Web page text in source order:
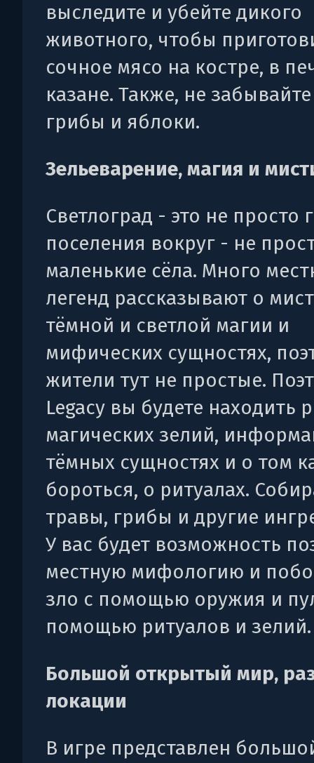
выследите и убейте дикого
животного, чтобы
сочное мясо на костре, в
казане. Также, не
грибы и яблоки.
Зельеварение, магия и
Светлоград - это не просто
поселения вокруг - не
маленькие сёла. Много
легенд рассказывают о
тёмной и светлой магии и
мифических сущностях,
жители тут не простые.
Legacy вы будете находить
магических зелий,
тёмных сущностях и о том
бороться, о ритуалах.
травы, грибы и другие
У вас будет возможность
местную мифологию и
зло с помощью оружия и
помощью ритуалов и зелий.
Большой открытый мир,
локации
В игре представлен